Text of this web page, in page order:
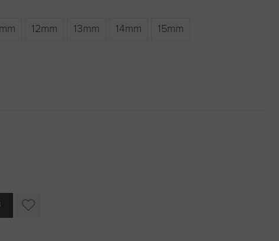
12mm 13mm 14mm 15mm
oder benutze die Schaltflächen um die Anzahl zu erhöhen oder zu